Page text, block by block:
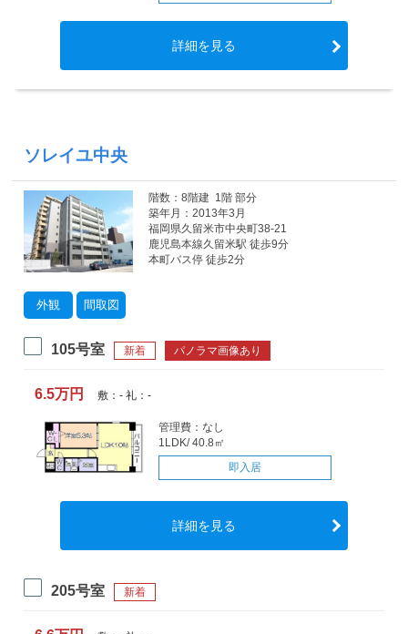
詳細を見る
ソレイユ中央
外観 間取図
階数：8階建 1階 部分
築年月：2013年3月
福岡県久留米市中央町38-21
鹿児島本線久留米駅 徒歩9分
本町バス停 徒歩2分
105号室 新着 パノラマ画像あり
6.5万円 敷：- 礼：-
管理費：なし
1LDK/ 40.8㎡
即入居
詳細を見る
205号室 新着